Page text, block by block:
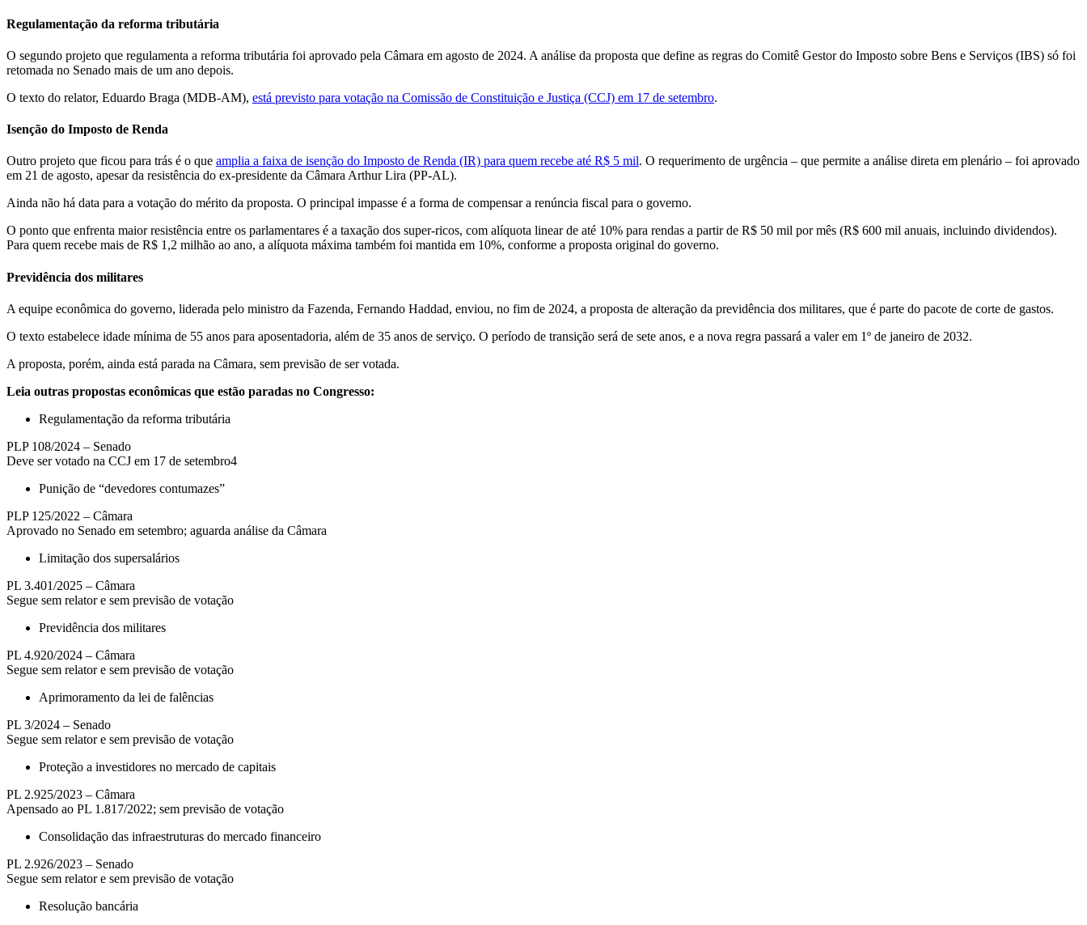
Regulamentação da reforma tributária
O segundo projeto que regulamenta a reforma tributária foi aprovado pela Câmara em agosto de 2024. A análise da proposta que define as regras do Comitê Gestor do Imposto sobre Bens e Serviços (IBS) só foi
retomada no Senado mais de um ano depois.
O texto do relator, Eduardo Braga (MDB-AM), está previsto para votação na Comissão de Constituição e Justiça (CCJ) em 17 de setembro.
Isenção do Imposto de Renda
Outro projeto que ficou para trás é o que amplia a faixa de isenção do Imposto de Renda (IR) para quem recebe até R$ 5 mil. O requerimento de urgência – que permite a análise direta em plenário – foi aprovado
em 21 de agosto, apesar da resistência do ex-presidente da Câmara Arthur Lira (PP-AL).
Ainda não há data para a votação do mérito da proposta. O principal impasse é a forma de compensar a renúncia fiscal para o governo.
O ponto que enfrenta maior resistência entre os parlamentares é a taxação dos super-ricos, com alíquota linear de até 10% para rendas a partir de R$ 50 mil por mês (R$ 600 mil anuais, incluindo dividendos).
Para quem recebe mais de R$ 1,2 milhão ao ano, a alíquota máxima também foi mantida em 10%, conforme a proposta original do governo.
Previdência dos militares
A equipe econômica do governo, liderada pelo ministro da Fazenda, Fernando Haddad, enviou, no fim de 2024, a proposta de alteração da previdência dos militares, que é parte do pacote de corte de gastos.
O texto estabelece idade mínima de 55 anos para aposentadoria, além de 35 anos de serviço. O período de transição será de sete anos, e a nova regra passará a valer em 1º de janeiro de 2032.
A proposta, porém, ainda está parada na Câmara, sem previsão de ser votada.
Leia outras propostas econômicas que estão paradas no Congresso:
Regulamentação da reforma tributária
PLP 108/2024 – Senado
Deve ser votado na CCJ em 17 de setembro4
Punição de “devedores contumazes”
PLP 125/2022 – Câmara
Aprovado no Senado em setembro; aguarda análise da Câmara
Limitação dos supersalários
PL 3.401/2025 – Câmara
Segue sem relator e sem previsão de votação
Previdência dos militares
PL 4.920/2024 – Câmara
Segue sem relator e sem previsão de votação
Aprimoramento da lei de falências
PL 3/2024 – Senado
Segue sem relator e sem previsão de votação
Proteção a investidores no mercado de capitais
PL 2.925/2023 – Câmara
Apensado ao PL 1.817/2022; sem previsão de votação
Consolidação das infraestruturas do mercado financeiro
PL 2.926/2023 – Senado
Segue sem relator e sem previsão de votação
Resolução bancária